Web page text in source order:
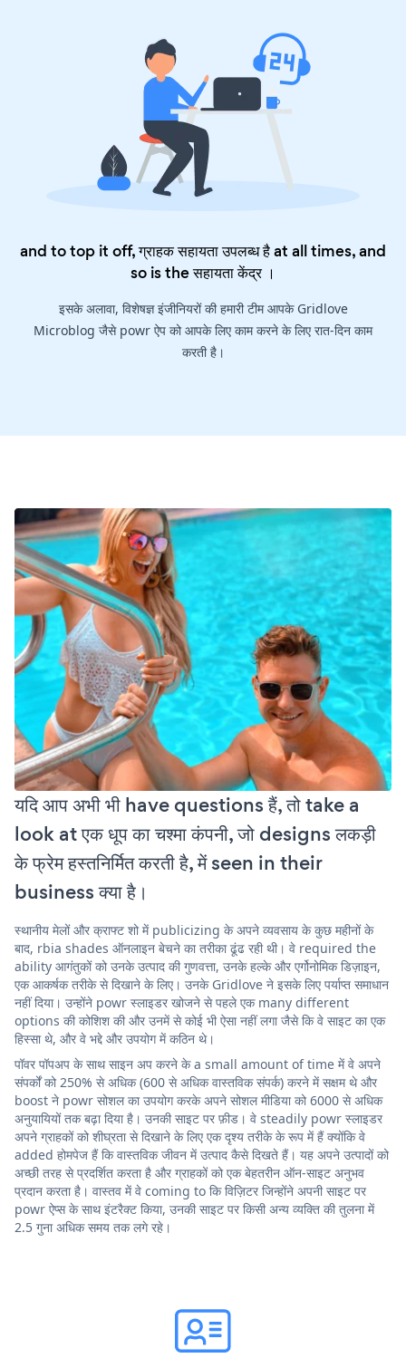
and to top it off, ग्राहक सहायता उपलब्ध है at all times, and
so is theसहायता केंद्र।
इसके अलावा, विशेषज्ञ इंजीनियरों की हमारी टीम आपके Gridlove
Microblog जैसे powr ऐप को आपके लिए काम करने के लिए रात-दिन काम
करती है।
यदि आप अभी भी have questions हैं, तो take a
look at एक धूप का चश्मा कंपनी, जो designs लकड़ी
के फ्रेम हस्तनिर्मित करती है, में seen in their
business क्या है।
स्थानीय मेलों और क्राफ्ट शो में publicizing के अपने व्यवसाय के कुछ महीनों के
बाद, rbia shades ऑनलाइन बेचने का तरीका ढूंढ रही थी। वे required the
ability आगंतुकों को उनके उत्पाद की गुणवत्ता, उनके हल्के और एर्गोनोमिक डिज़ाइन,
एक आकर्षक तरीके से दिखाने के लिए। उनके Gridlove ने इसके लिए पर्याप्त समाधान
नहीं दिया। उन्होंने powr स्लाइडर खोजने से पहले एक many different
options की कोशिश की और उनमें से कोई भी ऐसा नहीं लगा जैसे कि वे साइट का एक
हिस्सा थे, और वे भद्दे और उपयोग में कठिन थे।
पॉवर पॉपअप के साथ साइन अप करने के a small amount of time में वे अपने
संपर्कों को 250% से अधिक (600 से अधिक वास्तविक संपर्क) करने में सक्षम थे और
boost ने powr सोशल का उपयोग करके अपने सोशल मीडिया को 6000 से अधिक
अनुयायियों तक बढ़ा दिया है। उनकी साइट पर फ़ीड। वे steadily powr स्लाइडर
अपने ग्राहकों को शीघ्रता से दिखाने के लिए एक दृश्य तरीके के रूप में हैं क्योंकि वे
added होमपेज हैं कि वास्तविक जीवन में उत्पाद कैसे दिखते हैं। यह अपने उत्पादों को
अच्छी तरह से प्रदर्शित करता है और ग्राहकों को एक बेहतरीन ऑन-साइट अनुभव
प्रदान करता है। वास्तव में वे coming to कि विज़िटर जिन्होंने अपनी साइट पर
powr ऐप्स के साथ इंटरैक्ट किया, उनकी साइट पर किसी अन्य व्यक्ति की तुलना में
2.5 गुना अधिक समय तक लगे रहे।